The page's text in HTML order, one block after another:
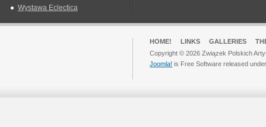
Wystawa Eclectica
HOME! LINKS GALLERIES
Copyright © 2026 Związek Polskich
Joomla! is Free Software released